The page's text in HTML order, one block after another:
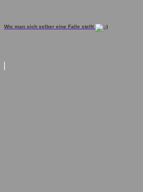
Wie man sich selber eine Falle stellt